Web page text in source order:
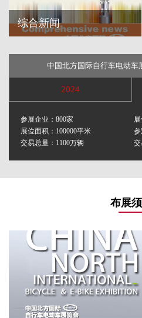
综合新闻
查看更多
中国北方国际自行车电动车
2024
参展企业：800家
展位面积：100000平米
参
交易总量：1100万辆
交
布展